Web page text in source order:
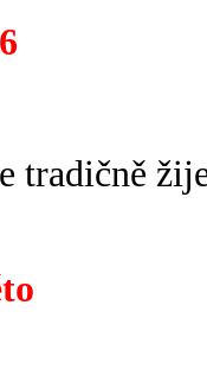
tradičně